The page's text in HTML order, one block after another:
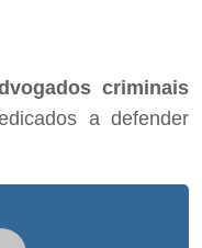
criminais
a defender